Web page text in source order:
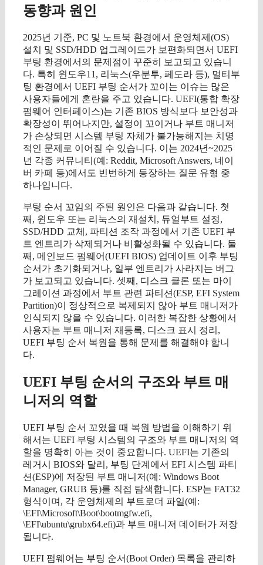
동향과 원인
2025년 기준, PC 및 노트북 환경에서 운영체제(OS)
설치 및 SSD/HDD 업그레이드가 보편화되면서 UEFI
부팅 환경에서의 문제점이 꾸준히 보고되고 있습니
다. 특히 윈도우11, 리눅스(우분투, 페도라 등), 멀티부
팅 환경에서 UEFI 부팅 순서가 꼬이는 이슈는 많은
사용자들에게 혼란을 주고 있습니다. UEFI(통합 확장
펌웨어 인터페이스)는 기존 BIOS 방식보다 보안성과
확장성이 뛰어나지만, 설정이 꼬이거나 부트 매니저
가 손상되면 시스템 부팅 자체가 불가능해지는 치명
적인 문제로 이어질 수 있습니다. 이는 2024년~2025
년 각종 커뮤니티(예: Reddit, Microsoft Answers, 네이
버 카페 등)에서도 빈번하게 등장하는 질문 유형 중
하나입니다.
부팅 순서 꼬임의 주된 원인은 다음과 같습니다. 첫
째, 윈도우 또는 리눅스의 재설치, 듀얼부트 설정,
SSD/HDD 교체, 파티션 조작 과정에서 기존 UEFI 부
트 엔트리가 삭제되거나 비활성화될 수 있습니다. 둘
째, 메인보드 펌웨어(UEFI BIOS) 업데이트 이후 부팅
순서가 초기화되거나, 일부 엔트리가 사라지는 버그
가 보고되고 있습니다. 셋째, 디스크 클론 또는 마이
그레이션 과정에서 부트 관련 파티션(ESP, EFI System
Partition)이 정상적으로 복제되지 않아 부트 매니저가
인식되지 않을 수 있습니다. 이러한 복잡한 상황에서
사용자는 부트 매니저 재등록, 디스크 표시 정리,
UEFI 부팅 순서 복원을 통해 문제를 해결해야 합니
다.
UEFI 부팅 순서의 구조와 부트 매
니저의 역할
UEFI 부팅 순서 꼬였을 때 복원 방법을 이해하기 위
해서는 UEFI 부팅 시스템의 구조와 부트 매니저의 역
할을 명확히 아는 것이 중요합니다. UEFI는 기존의
레거시 BIOS와 달리, 부팅 단계에서 EFI 시스템 파티
션(ESP)에 저장된 부트 매니저(예: Windows Boot
Manager, GRUB 등)를 직접 탐색합니다. ESP는 FAT32
형식이며, 각 운영체제의 부트로더 파일(예:
\EFI\Microsoft\Boot\bootmgfw.efi,
\EFI\ubuntu\grubx64.efi)과 부트 매니저 데이터가 저장
됩니다.
UEFI 펌웨어는 부팅 순서(Boot Order) 목록을 관리하